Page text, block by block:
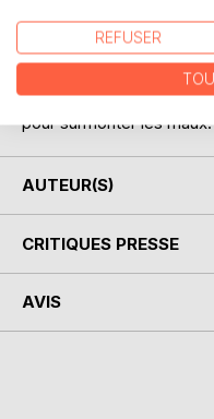
Trois volets évoquant la
à la poésie pour adoucir
pour surmonter les maux.
AUTEUR(S)
CRITIQUES PRESSE
AVIS
REFUSER